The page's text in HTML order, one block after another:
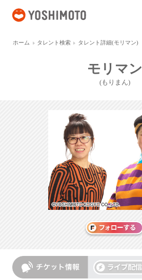
ホーム タレント検索 タレント詳細(モリマン)
モリマン
(もりまん)